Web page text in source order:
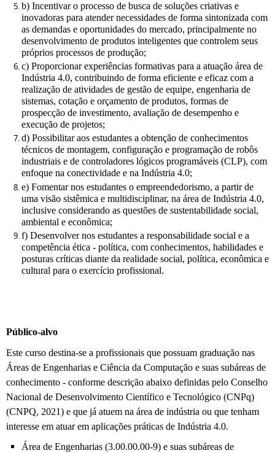
b) Incentivar o processo de busca de soluções criativas e
inovadoras para atender necessidades de forma sintonizada com
as demandas e oportunidades do mercado, principalmente no
desenvolvimento de produtos inteligentes que controlem seus
próprios processos de produção;
c) Proporcionar experiências formativas para a atuação área de
Indústria 4.0, contribuindo de forma eficiente e eficaz com a
realização de atividades de gestão de equipe, engenharia de
sistemas, cotação e orçamento de produtos, formas de
prospecção de investimento, avaliação de desempenho e
execução de projetos;
d) Possibilitar aos estudantes a obtenção de conhecimentos
técnicos de montagem, configuração e programação de robôs
industriais e de controladores lógicos programáveis (CLP), com
enfoque na conectividade e na Indústria 4.0;
e) Fomentar nos estudantes o empreendedorismo, a partir de
uma visão sistêmica e multidisciplinar, na área de Indústria 4.0,
inclusive considerando as questões de sustentabilidade social,
ambiental e econômica;
f) Desenvolver nos estudantes a responsabilidade social e a
competência ética - política, com conhecimentos, habilidades e
posturas críticas diante da realidade social, política, econômica e
cultural para o exercício profissional.
Público-alvo
Este curso destina-se a profissionais que possuam graduação nas
Áreas de Engenharias e Ciência da Computação e suas subáreas de
conhecimento - conforme descrição abaixo definidas pelo Conselho
Nacional de Desenvolvimento Científico e Tecnológico (CNPq)
(CNPQ, 2021) e que já atuem na área de indústria ou que tenham
interesse em atuar em aplicações práticas de Indústria 4.0.
Área de Engenharias (3.00.00.00-9) e suas subáreas de